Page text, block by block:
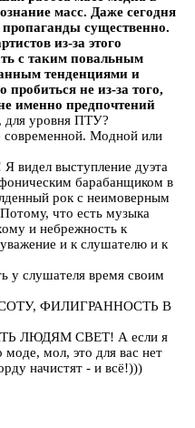
масс. Даже сегодня
существенно.
из-за этого
с таким повальным
тенденциями и
не из-за того,
именно предпочтений
для уровня ПТУ?
современной. Модной или
видел выступление дуэта
барабанщиком в
рок с неимоверным
что есть музыка
и небрежность к
и к слушателю и к
у слушателя время своим
ФИЛИГРАННОСТЬ В
ЛЮДЯМ СВЕТ! А если я
моде, мол, это для вас нет
начистят - и всё!)))